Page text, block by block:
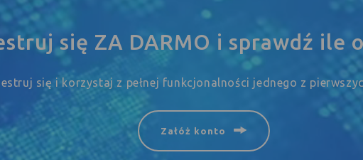
się ZA DARMO i sprawdź ile
się i korzystaj z pełnej funkcjonalności jednego z
Załóż konto